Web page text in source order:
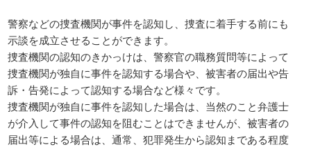
警察などの捜査機関が事件を認知し、捜査に着手する前にも
示談を成立させることができます。
捜査機関の認知のきかっけは、警察官の職務質問等によって
捜査機関が独自に事件を認知する場合や、被害者の届出や告
訴・告発によって認知する場合など様々です。
捜査機関が独自に事件を認知した場合は、当然のこと弁護士
が介入して事件の認知を阻むことはできませんが、被害者の
届出等による場合は、通常、犯罪発生から認知まである程度